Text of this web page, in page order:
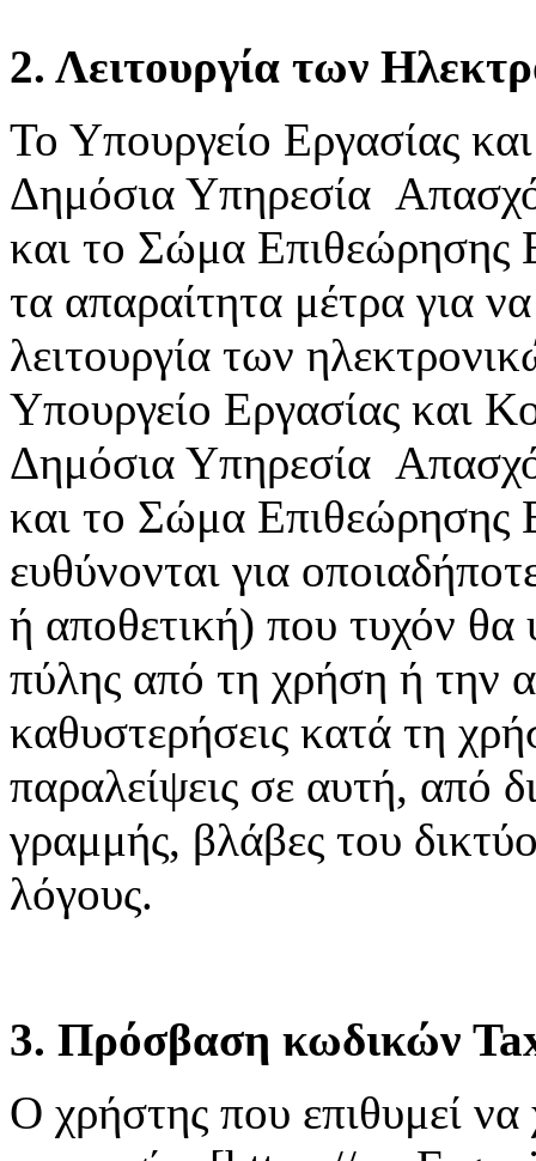
2. Λειτουργία των
Το Υπουργείο Εργασίας
Δημόσια Υπηρεσία
και το Σώμα
τα απαραίτητα μέτρα για
λειτουργία των
Υπουργείο Εργασίας και
Δημόσια Υπηρεσία
και το Σώμα Επιθεώρησης
ευθύνονται για
ή αποθετική) που τυχόν θα
πύλης από τη χρήση ή την
καθυστερήσεις κατά τη
παραλείψεις σε αυτή, από
γραμμής, βλάβες του
λόγους.
3. Πρόσβαση κωδικών
Ο χρήστης που επιθυμεί να